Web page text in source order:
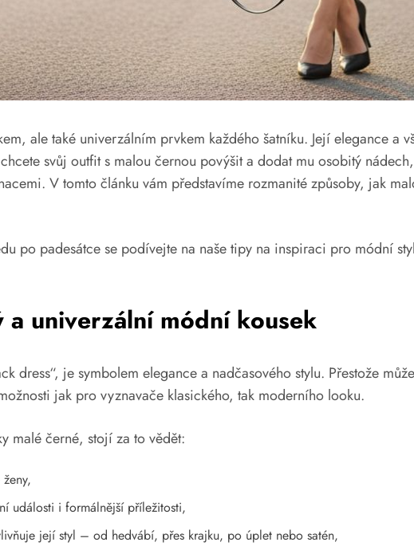
ale také univerzálním prvkem každého šatníku. Její elegance a
svůj outfit s malou černou povýšit a dodat mu osobitý
V tomto článku vám představíme rozmanité způsoby, jak
po padesátce se podívejte na naše tipy na inspiraci pro módní
univerzální módní kousek
dress“, je symbolem elegance a nadčasového stylu. Přestože
jak pro vyznavače klasického, tak moderního looku.
malé černé, stojí za to vědět:
události i formálnější příležitosti,
její styl – od hedvábí, přes krajku, po úplet nebo satén,